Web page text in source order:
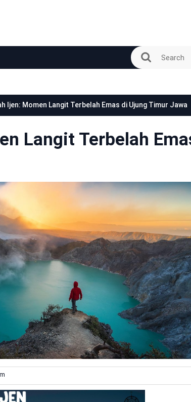
Ijen: Momen Langit Terbelah Emas di Ujung Timur Jawa
Langit Terbelah